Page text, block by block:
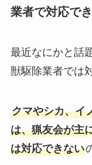
業者で対応で
最近なにかと話
獣駆除業者では
クマやシカ、イ
は、猟友会が主
は対応できない